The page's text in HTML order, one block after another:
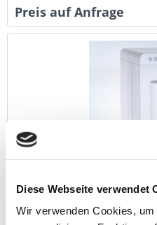
Diese Webseite verwendet
Wir verwenden Cookies,
Preis auf Anfrage
Die Avaless Neo
leitungsgebundenes,